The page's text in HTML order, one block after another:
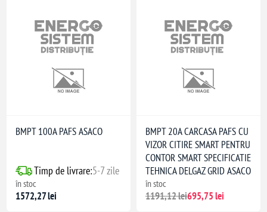
BMPT 100A PAFS ASACO
Timp de livrare:5-7 zile
în stoc
1572,27 lei
BMPT 20A CARCASA PAFS CU
VIZOR CITIRE SMART PENTRU
CONTOR SMART SPECIFICATIE
TEHNICA DELGAZ GRID ASACO
în stoc
1191,12 lei695,75 lei